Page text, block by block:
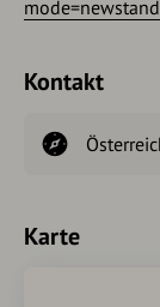
Kontakt
Karte